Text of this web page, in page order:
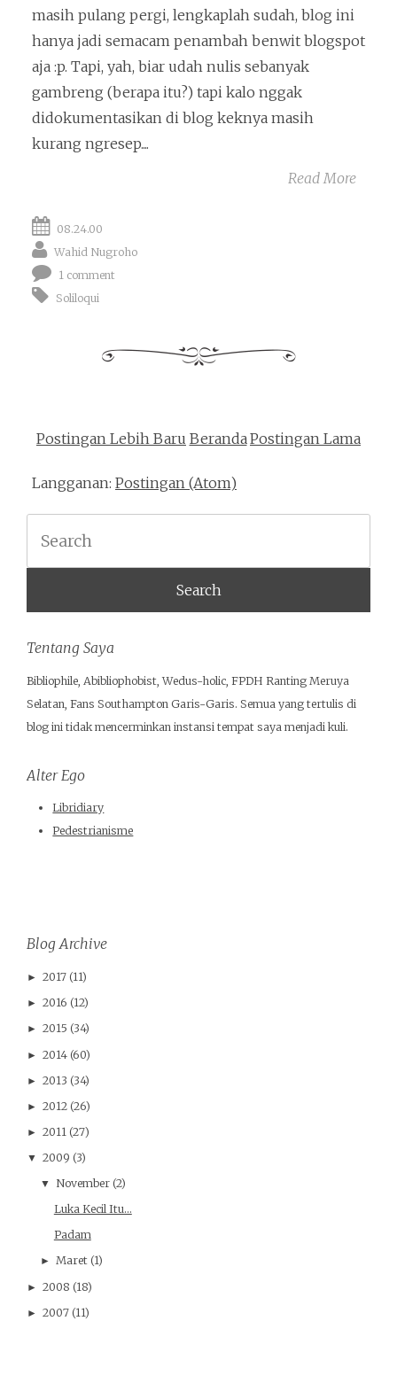
masih pulang pergi, lengkaplah sudah, blog ini
hanya jadi semacam penambah benwit blogspot
aja :p. Tapi, yah, biar udah nulis sebanyak
gambreng (berapa itu?) tapi kalo nggak
didokumentasikan di blog keknya masih
kurang ngresep....
Read More
08.24.00
Wahid Nugroho
1 comment
Soliloqui
Postingan Lebih Baru Postingan Lama
Beranda
Langganan: Postingan (Atom)
Tentang Saya
Bibliophile, Abibliophobist, Wedus-holic, FPDH Ranting Meruya
Selatan, Fans Southampton Garis-Garis. Semua yang tertulis di
blog ini tidak mencerminkan instansi tempat saya menjadi kuli.
Alter Ego
Libridiary
Pedestrianisme
Blog Archive
► 2017 (11)
► 2016 (12)
► 2015 (34)
► 2014 (60)
► 2013 (34)
► 2012 (26)
► 2011 (27)
▼ 2009 (3)
▼ November (2)
Luka Kecil Itu...
Padam
► Maret (1)
► 2008 (18)
► 2007 (11)